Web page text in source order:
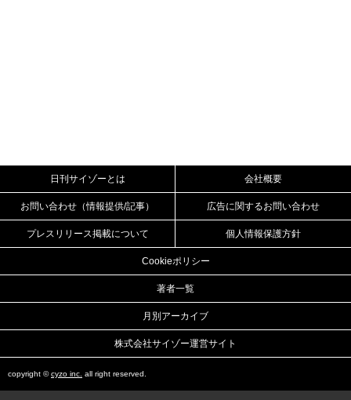
日刊サイゾーとは 会社概要
お問い合わせ（情報提供/記事） 広告に関するお問い合わせ
プレスリリース掲載について 個人情報保護方針
Cookieポリシー
著者一覧
月別アーカイブ
株式会社サイゾー運営サイト
copyright ©cyzo inc. all right reserved.